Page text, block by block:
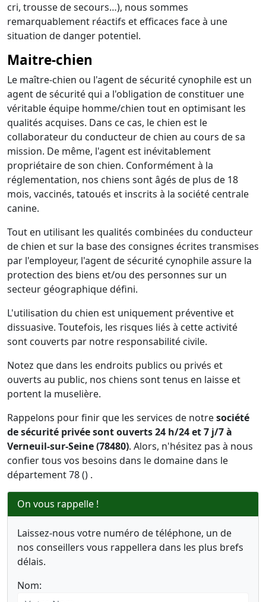
cri, trousse de secours…), nous sommes
remarquablement réactifs et efficaces face à une
situation de danger potentiel.
Maitre-chien
Le maître-chien ou l'agent de sécurité cynophile est un
agent de sécurité qui a l'obligation de constituer une
véritable équipe homme/chien tout en optimisant les
qualités acquises. Dans ce cas, le chien est le
collaborateur du conducteur de chien au cours de sa
mission. De même, l'agent est inévitablement
propriétaire de son chien. Conformément à la
réglementation, nos chiens sont âgés de plus de 18
mois, vaccinés, tatoués et inscrits à la société centrale
canine.
Tout en utilisant les qualités combinées du conducteur
de chien et sur la base des consignes écrites transmises
par l'employeur, l'agent de sécurité cynophile assure la
protection des biens et/ou des personnes sur un
secteur géographique défini.
L'utilisation du chien est uniquement préventive et
dissuasive. Toutefois, les risques liés à cette activité
sont couverts par notre responsabilité civile.
Notez que dans les endroits publics ou privés et
ouverts au public, nos chiens sont tenus en laisse et
portent la muselière.
Rappelons pour finir que les services de notresociété
de sécurité privée sont ouverts 24 h/24 et 7 j/7 à
Verneuil-sur-Seine (78480). Alors, n'hésitez pas à nous
confier tous vos besoins dans le domaine dans le
département 78 () .
On vous rappelle !
Laissez-nous votre numéro de téléphone, un de
nos conseillers vous rappellera dans les plus brefs
délais.
Nom: